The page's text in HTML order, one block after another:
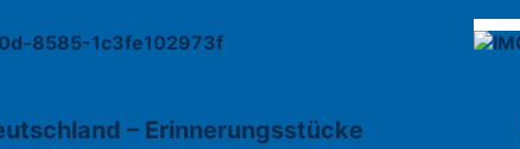
– Erinnerungsstücke